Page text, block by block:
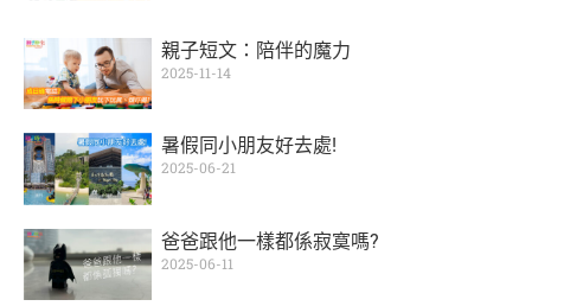
親子短文：陪伴的魔力
2025-11-14
暑假同小朋友好去處!
2025-06-21
爸爸跟他一樣都係寂寞嗎?
2025-06-11